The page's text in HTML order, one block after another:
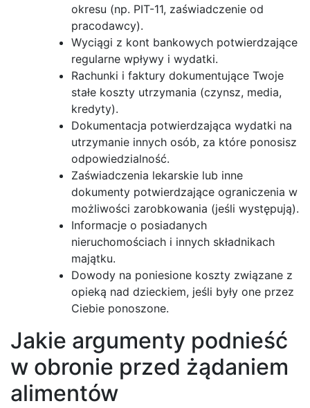
okresu (np. PIT-11, zaświadczenie od
pracodawcy).
Wyciągi z kont bankowych potwierdzające
regularne wpływy i wydatki.
Rachunki i faktury dokumentujące Twoje
stałe koszty utrzymania (czynsz, media,
kredyty).
Dokumentacja potwierdzająca wydatki na
utrzymanie innych osób, za które ponosisz
odpowiedzialność.
Zaświadczenia lekarskie lub inne
dokumenty potwierdzające ograniczenia w
możliwości zarobkowania (jeśli występują).
Informacje o posiadanych
nieruchomościach i innych składnikach
majątku.
Dowody na poniesione koszty związane z
opieką nad dzieckiem, jeśli były one przez
Ciebie ponoszone.
Jakie argumenty podnieść
w obronie przed żądaniem
alimentów